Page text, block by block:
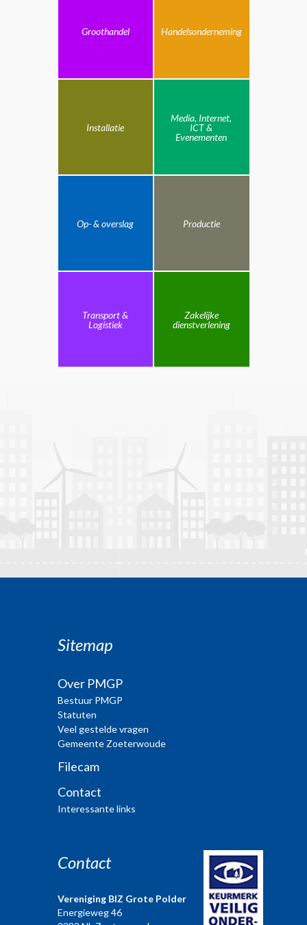
Groothandel Handelsonderneming
Installatie
Media, Internet,
ICT &
Evenementen
Op- & overslag Productie
Transport &
Logistiek
Zakelijke
dienstverlening
Sitemap
Over PMGP
Bestuur PMGP
Statuten
Veel gestelde vragen
Gemeente Zoeterwoude
Filecam
Contact
Interessante links
Contact
Vereniging BIZ Grote Polder
Energieweg 46